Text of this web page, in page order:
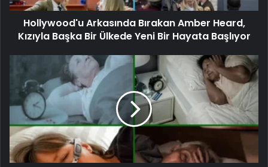
Hollywood'u Arkasında Bırakan Amber Heard,
Kızıyla Başka Bir Ülkede Yeni Bir Hayata Başlıyor